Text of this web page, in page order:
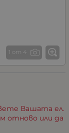
1 от 4
Вашата ел.
отново или да